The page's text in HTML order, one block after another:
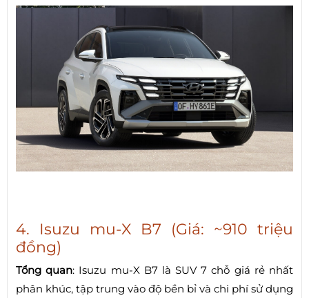
4. Isuzu mu-X B7 (Giá: ~910 triệu
đồng)
Tổng quan: Isuzu mu-X B7 là SUV 7 chỗ giá rẻ nhất
phân khúc, tập trung vào độ bền bỉ và chi phí sử dụng